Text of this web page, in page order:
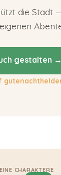
die Stadt
gestalten →
CHARAKTERE